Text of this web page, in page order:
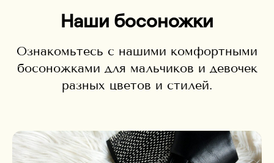
Наши босоножки
Ознакомьтесь с нашими комфортными
босоножками для мальчиков и девочек
разных цветов и стилей.